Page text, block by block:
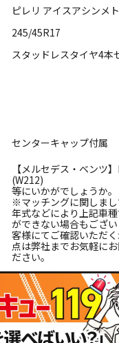
ピレリ アイスアシンメ
245/45R17
スタッドレスタイヤ4本
センターキャップ付属
【メルセデス・ベンツ
(W212)
等にいかがでしょうか。
※マッチングに関しま
年式などにより上記車
ができない場合もござ
客様にてご確認いただ
点は弊社までお気軽に
ださい。